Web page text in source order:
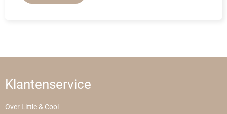
Klantenservice
Over Little & Cool